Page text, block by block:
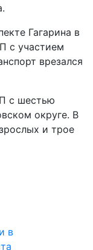
Гагарина в
с участием
врезался
с шестью
округе. В
и трое